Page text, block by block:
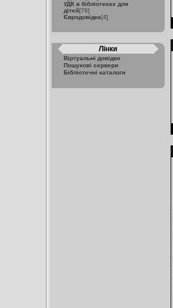
УДК в бібліотеках для
дітей[76]
Євродовідка[4]
Лінки
Віртуальні довідки
Пошукові сервери
Бібліотечні каталоги